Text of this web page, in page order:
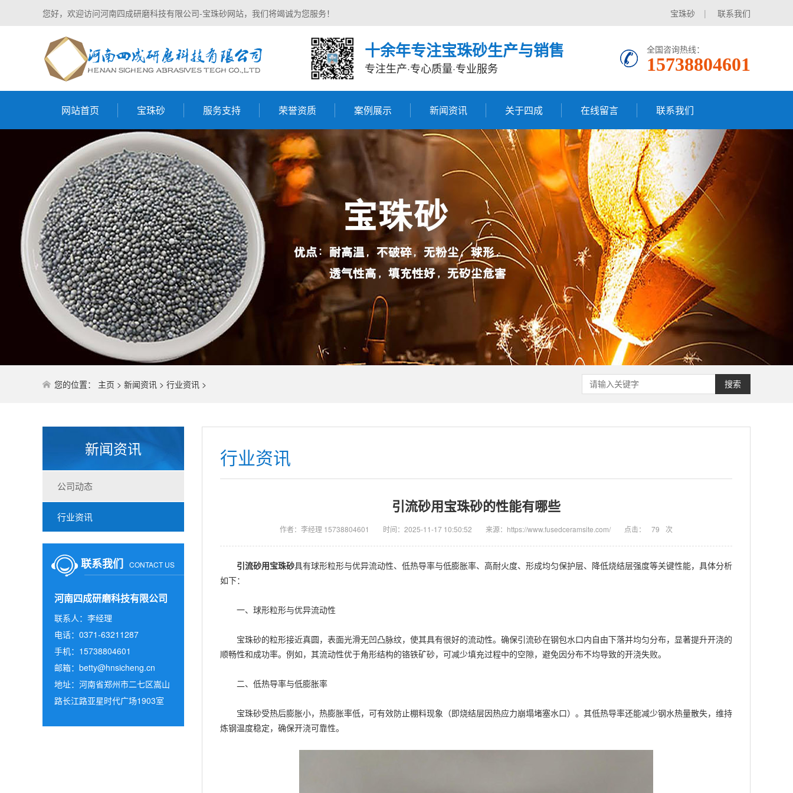
宝珠砂 | 联系我们
您好，欢迎访问河南四成研磨科技有限公司-宝珠砂网站，我们将竭诚为您服务！
十余年专注宝珠砂生产与销售
专注生产·专心质量·专业服务
全国咨询热线：
15738804601
网站首页 宝珠砂 服务支持 荣誉资质 案例展示 新闻资讯 关于四成 在线留言 联系我们
搜索
您的位置： 主页 > 新闻资讯 > 行业资讯 >
新闻资讯
公司动态
行业资讯
联系我们 CONTACT US
河南四成研磨科技有限公司
联系人：李经理
电话：0371-63211287
手机：15738804601
邮箱： betty@hnsicheng.cn
地址：河南省郑州市二七区嵩山
路长江路亚星时代广场1903室
行业资讯
引流砂用宝珠砂的性能有哪些
作者：李经理 15738804601 时间：2025-11-17 10:50:52 来源：https://www.fusedceramsite.com/ 点击： 79 次
引流砂用宝珠砂具有球形粒形与优异流动性、低热导率与低膨胀率、高耐火度、形成均匀保护层、降低烧结层强度等关键性能，具体分析
如下：
一、球形粒形与优异流动性
宝珠砂的粒形接近真圆，表面光滑无凹凸脉纹，使其具有很好的流动性。确保引流砂在钢包水口内自由下落并均匀分布，显著提升开浇的
顺畅性和成功率。例如，其流动性优于角形结构的铬铁矿砂，可减少填充过程中的空隙，避免因分布不均导致的开浇失败。
二、低热导率与低膨胀率
宝珠砂受热后膨胀小，热膨胀率低，可有效防止棚料现象（即烧结层因热应力崩塌堵塞水口）。其低热导率还能减少钢水热量散失，维持
炼钢温度稳定，确保开浇可靠性。